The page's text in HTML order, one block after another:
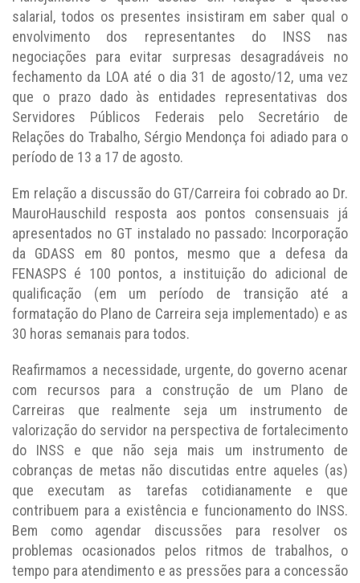
salarial, todos os presentes insistiram em saber qual o
envolvimento dos representantes do INSS nas
negociações para evitar surpresas desagradáveis no
fechamento da LOA até o dia 31 de agosto/12, uma vez
que o prazo dado às entidades representativas dos
Servidores Públicos Federais pelo Secretário de
Relações do Trabalho, Sérgio Mendonça foi adiado para o
período de 13 a 17 de agosto.
Em relação a discussão do GT/Carreira foi cobrado ao Dr.
MauroHauschild resposta aos pontos consensuais já
apresentados no GT instalado no passado: Incorporação
da GDASS em 80 pontos, mesmo que a defesa da
FENASPS é 100 pontos, a instituição do adicional de
qualificação (em um período de transição até a
formatação do Plano de Carreira seja implementado) e as
30 horas semanais para todos.
Reafirmamos a necessidade, urgente, do governo acenar
com recursos para a construção de um Plano de
Carreiras que realmente seja um instrumento de
valorização do servidor na perspectiva de fortalecimento
do INSS e que não seja mais um instrumento de
cobranças de metas não discutidas entre aqueles (as)
que executam as tarefas cotidianamente e que
contribuem para a existência e funcionamento do INSS.
Bem como agendar discussões para resolver os
problemas ocasionados pelos ritmos de trabalhos, o
tempo para atendimento e as pressões para a concessão